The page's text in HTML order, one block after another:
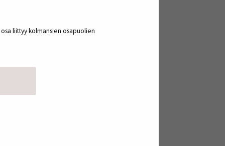
liittyy kolmansien osapuolien
nousevat esiin sekä